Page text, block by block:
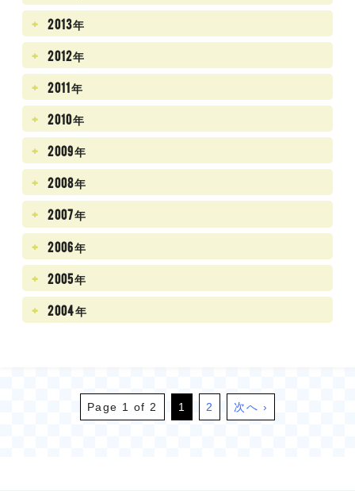
2013年
2012年
2011年
2010年
2009年
2008年
2007年
2006年
2005年
2004年
Page 1 of 2 1 2 次へ ›